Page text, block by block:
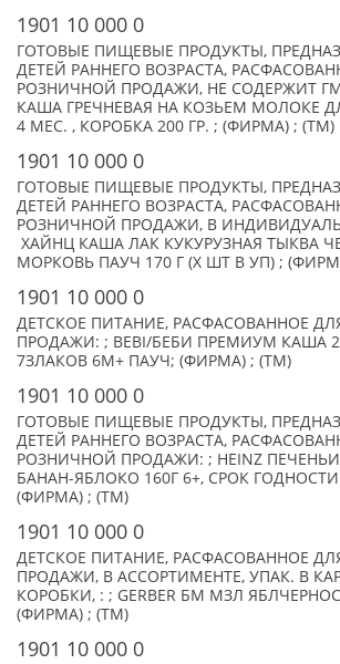
1901 10 000 0
ГОТОВЫЕ ПИЩЕВЫЕ ПРОДУКТЫ,
ДЕТЕЙ РАННЕГО ВОЗРАСТА,
РОЗНИЧНОЙ ПРОДАЖИ, НЕ СОДЕРЖИТ
КАША ГРЕЧНЕВАЯ НА КОЗЬЕМ МОЛОКЕ
4 МЕС. , КОРОБКА 200 ГР. ; (ФИРМА) ; (TM)
1901 10 000 0
ГОТОВЫЕ ПИЩЕВЫЕ ПРОДУКТЫ,
ДЕТЕЙ РАННЕГО ВОЗРАСТА,
РОЗНИЧНОЙ ПРОДАЖИ, В
ХАЙНЦ КАША ЛАК КУКУРУЗНАЯ ТЫКВА
МОРКОВЬ ПАУЧ 170 Г (X ШТ В УП) ;
1901 10 000 0
ДЕТСКОЕ ПИТАНИЕ, РАСФАСОВАННОЕ
ПРОДАЖИ: ; BEBI/БЕБИ ПРЕМИУМ КАША
7ЗЛАКОВ 6М+ ПАУЧ; (ФИРМА) ; (TM)
1901 10 000 0
ГОТОВЫЕ ПИЩЕВЫЕ ПРОДУКТЫ,
ДЕТЕЙ РАННЕГО ВОЗРАСТА,
РОЗНИЧНОЙ ПРОДАЖИ: ; HEINZ
БАНАН-ЯБЛОКО 160Г 6+, СРОК ГОДНОСТИ
(ФИРМА) ; (TM)
1901 10 000 0
ДЕТСКОЕ ПИТАНИЕ, РАСФАСОВАННОЕ
ПРОДАЖИ, В АССОРТИМЕНТЕ, УПАК. В
КОРОБКИ, : ; GERBER БМ МЗЛ
(ФИРМА) ; (TM)
1901 10 000 0